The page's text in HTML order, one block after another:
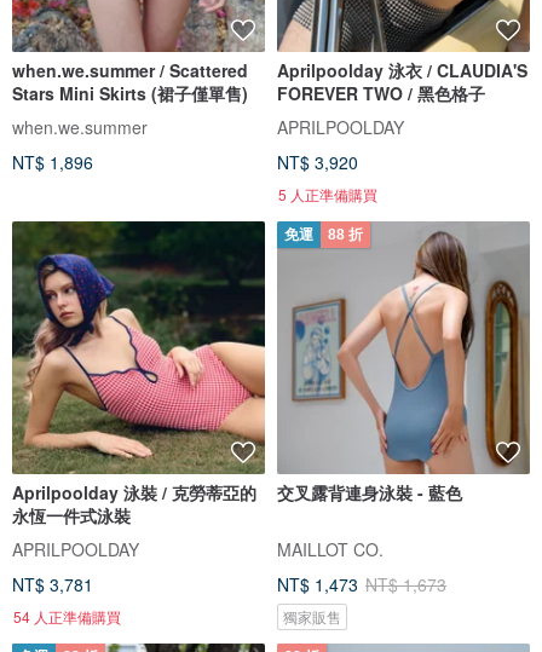
when.we.summer / Scattered
Stars Mini Skirts (裙子僅單售)
when.we.summer
NT$ 1,896
Aprilpoolday 泳衣 / CLAUDIA'S
FOREVER TWO / 黑色格子
APRILPOOLDAY
NT$ 3,920
5 人正準備購買
Aprilpoolday 泳裝 / 克勞蒂亞的
永恆一件式泳裝
APRILPOOLDAY
NT$ 3,781
54 人正準備購買
免運 88 折
交叉露背連身泳裝 - 藍色
MAILLOT CO.
NT$ 1,473 NT$ 1,673
獨家販售